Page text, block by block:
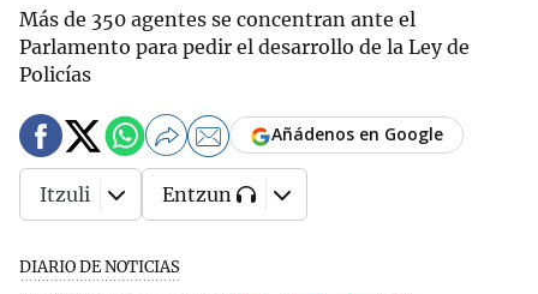
Más de 350 agentes se concentran ante el
Parlamento para pedir el desarrollo de la Ley de
Policías
DIARIO DE NOTICIAS
Añádenos en Google
Itzuli Entzun